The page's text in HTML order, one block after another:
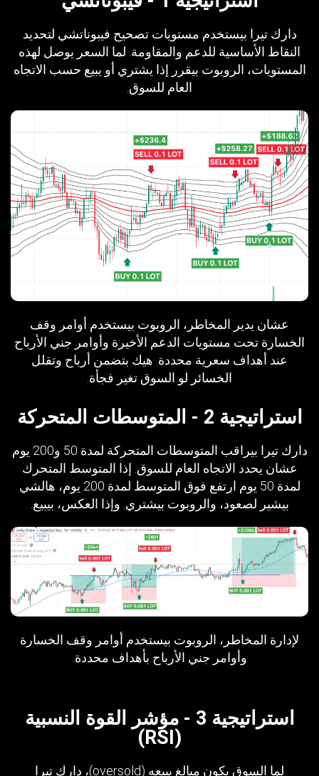
دارك تيرا بيستخدم مستويات تصحيح فيبوناتشي لتحديد
النقاط الأساسية للدعم والمقاومة. لما السعر يوصل لهذه
المستويات، الروبوت بيقرر إذا يشتري أو يبيع حسب الاتجاه
العام للسوق.
عشان يدير المخاطر، الروبوت بيستخدم أوامر وقف
الخسارة تحت مستويات الدعم الأخيرة وأوامر جني الأرباح
عند أهداف سعرية محددة. هيك بتضمن أرباح وتقلل
الخسائر لو السوق تغير فجأة.
استراتيجية 2 - المتوسطات المتحركة
دارك تيرا بيراقب المتوسطات المتحركة لمدة 50 و200 يوم
عشان يحدد الاتجاه العام للسوق. إذا المتوسط المتحرك
لمدة 50 يوم ارتفع فوق المتوسط لمدة 200 يوم، هالشي
بيشير لصعود، والروبوت بيشتري. وإذا العكس، بيبيع.
لإدارة المخاطر، الروبوت بيستخدم أوامر وقف الخسارة
وأوامر جني الأرباح بأهداف محددة.
استراتيجية 3 - مؤشر القوة النسبية
(RSI)
لما السوق يكون مبالغ ببيعه (oversold)، دارك تيرا